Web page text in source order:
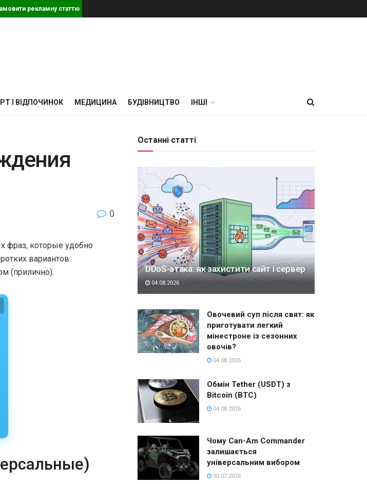
рекламну статтю
І ВІДПОЧИНОК МЕДИЦИНА БУДІВНИЦТВО ІНШІ
0
фраз, которые удобно
вариантов:
(прилично).
Останні статті
DDoS-атака: як захистити сайт і сервер
04.08.2026
Овочевий суп після свят: як
приготувати легкий
мінестроне із сезонних
овочів?
04.08.2026
Обмін Tether (USDT) з
Bitcoin (BTC)
04.08.2026
Чому Can-Am Commander
залишається
універсальним вибором
30.07.2026